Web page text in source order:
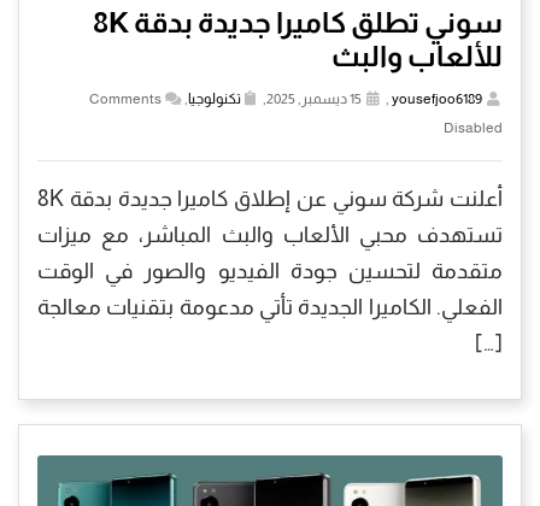
سوني تطلق كاميرا جديدة بدقة 8K
للألعاب والبث
yousefjoo6189 تكنولوجيا
Comments
Disabled
أعلنت شركة سوني عن إطلاق كاميرا جديدة بدقة 8K
تستهدف محبي الألعاب والبث المباشر، مع ميزات
متقدمة لتحسين جودة الفيديو والصور في الوقت
الفعلي. الكاميرا الجديدة تأتي مدعومة بتقنيات معالجة
[…]